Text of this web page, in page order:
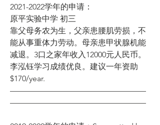
2021-2022学年的申请：
原平实验中学 初三
靠父母务农为生，父亲患腰肌劳损，不
能从事重体力劳动。母亲患甲状腺机能
减退。3口之家年收入12000元人民币。
李泓钰学习成绩优良。建议一年资助
$170/year.
—————————————————
—————————————————